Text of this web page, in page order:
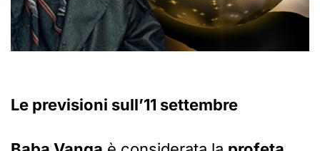
Le previsioni sull’11 settembre